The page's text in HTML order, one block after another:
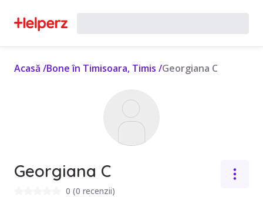
Acasă /Bone în Timisoara, Timis /Georgiana C
Georgiana C
0 (0 recenzii)